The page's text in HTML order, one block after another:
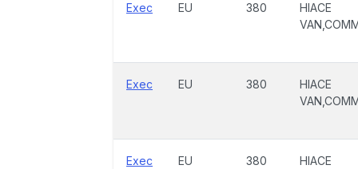
Exec EU 380
HIACE
Exec EU 380
HIACE
Exec EU 380
HIACE